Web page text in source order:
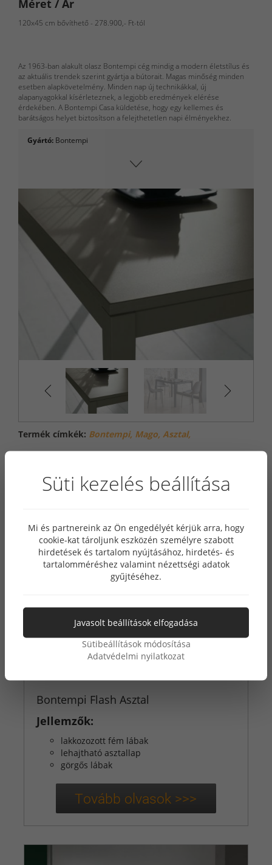
inspirációk
Konyhabútorok
Székek
Asztalok
Fürdőszoba
Beépíthető
Készülékek
Munkalap
megoldások
Méret / Ár
120x45 cm bővíthető - 278.900,- Ft-tól
Az 1963-ban alakult olasz Bontempi cég mindig a modern életstílus és
az aktuális trendek szerint gyártja a bútorait. Magas minőség minden
esetben alapkövetelmény. Minden nap új technikákkal, új
alapanyagokkal kísérleteznek, a legjobb eredmények elérése
érdekében. A Bontempi Casa küldetése, hogy egy kellemes és
barátságos helyet biztosítson a felejthetetlen napi élményekhez.
Gyártó: Bontempi
Termék címkék: Bontempi, Mago, Asztal,
Kapcsolódó Termékek
Bontempi Flash Asztal
Jellemzők:
lakkozozott fém lábak
lehajtható asztallap
görgős lábak
Süti kezelés beállítása
Mi és partnereink az Ön engedélyét kérjük arra, hogy
cookie-kat tároljunk eszközén személyre szabott
hirdetések és tartalom nyújtásához, hirdetés- és
tartalomméréshez valamint nézettségi adatok
gyűjtéséhez.
Javasolt beállítások elfogadása
Sütibeállítások módosítása
Adatvédelmi nyilatkozat